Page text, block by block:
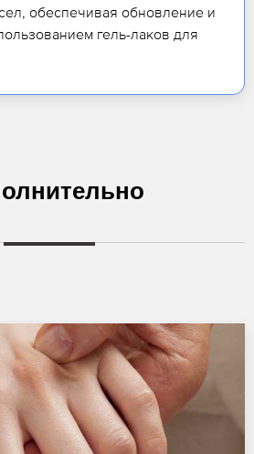
обеспечивая обновление и
гель-лаков для